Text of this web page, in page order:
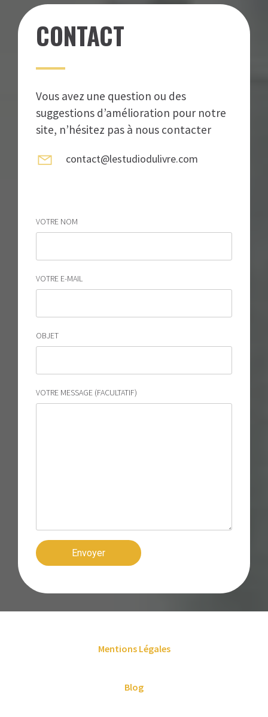
CONTACT
Vous avez une question ou des
suggestions d’amélioration pour notre
site, n’hésitez pas à nous contacter
contact@lestudiodulivre.com
VOTRE NOM
VOTRE E-MAIL
OBJET
VOTRE MESSAGE (FACULTATIF)
Mentions Légales
Blog